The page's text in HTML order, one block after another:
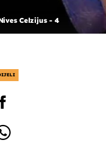
Celzijus - 4